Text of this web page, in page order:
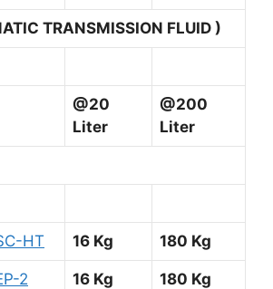
TRANSMISSION FLUID )
@20
Liter
@200
Liter
HT 16 Kg 180 Kg
2 16 Kg 180 Kg